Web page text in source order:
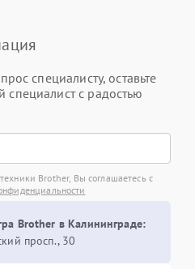
специалисту, оставьте
с радостью
Brother, Вы соглашаетесь с
Brother в Калининграде:
просп., 30